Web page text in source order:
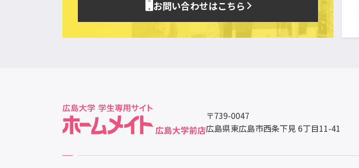
お問い合わせはこちら
〒739-0047
広島県東広島市西条下見 6丁目11-41